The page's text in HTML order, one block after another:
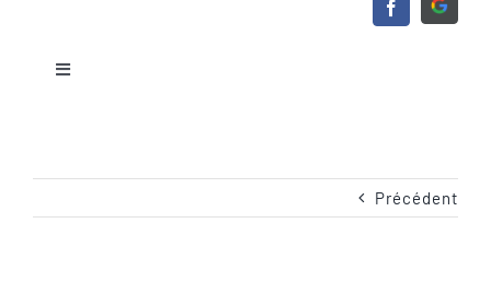
Toggle
Précédent